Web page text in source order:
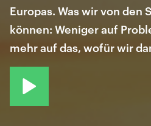
Europas. Was wir von den
können: Weniger auf
mehr auf das, wofür wir